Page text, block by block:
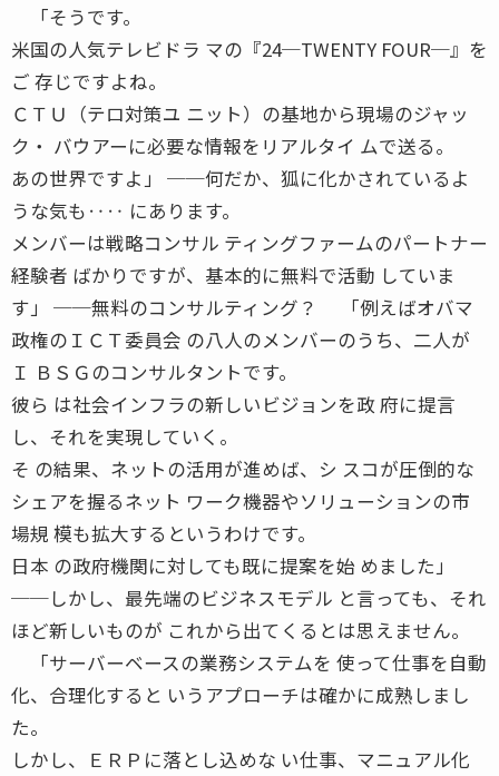
「そうです。
米国の人気テレビドラ マの『24─TWENTY FOUR─』を
ご 存じですよね。
ＣＴＵ（テロ対策ユ ニット）の基地から現場のジャッ
ク・ バウアーに必要な情報をリアルタイ ムで送る。
あの世界ですよ」 ──何だか、狐に化かされているよ
うな気も‥‥ にあります。
メンバーは戦略コンサル ティングファームのパートナー
経験者 ばかりですが、基本的に無料で活動 していま
す」 ──無料のコンサルティング？ 「例えばオバマ
政権のＩＣＴ委員会 の八人のメンバーのうち、二人が
Ｉ ＢＳＧのコンサルタントです。
彼ら は社会インフラの新しいビジョンを政 府に提言
し、それを実現していく。
そ の結果、ネットの活用が進めば、シ スコが圧倒的な
シェアを握るネット ワーク機器やソリューションの市
場規 模も拡大するというわけです。
日本 の政府機関に対しても既に提案を始 めました」
──しかし、最先端のビジネスモデル と言っても、それ
ほど新しいものが これから出てくるとは思えません。
「サーバーベースの業務システムを 使って仕事を自動
化、合理化すると いうアプローチは確かに成熟しまし
た。
しかし、ＥＲＰに落とし込めな い仕事、マニュアル化